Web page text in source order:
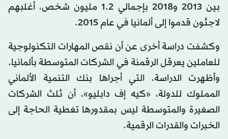
بين 2013 و2018 بإجمالي 1.2 مليون شخص، أغلبهم
لاجئون قدموا إلى ألمانيا في عام 2015.
وكشفت دراسة أخرى عن أن نقص المهارات التكنولوجية
للعاملين يعرقل الرقمنة في الشركات المتوسطة بألمانيا.
وأظهرت الدراسة، التي أجراها بنك التنمية الألماني
المملوك للدولة، «كيه إف دابليو»، أن ثلث الشركات
الصغيرة والمتوسطة ليس بمقدورها تغطية الحاجة إلى
الخبرات والقدرات الرقمية.